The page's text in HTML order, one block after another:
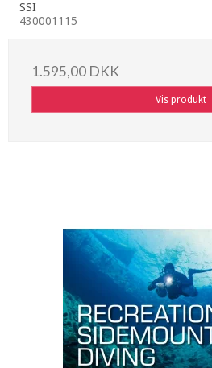
SSI
430001115
1.595,00 DKK
Vis produkt